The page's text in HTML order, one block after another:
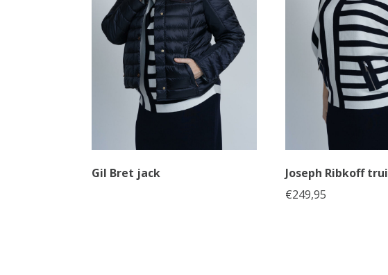
Gil Bret jack
Joseph Ribkoff trui
€249,95